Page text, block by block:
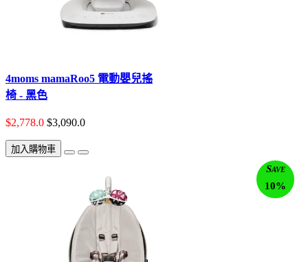
4moms mamaRoo5 電動嬰兒搖
椅 - 黑色
$2,778.0 $3,090.0
加入購物車
Save
10%